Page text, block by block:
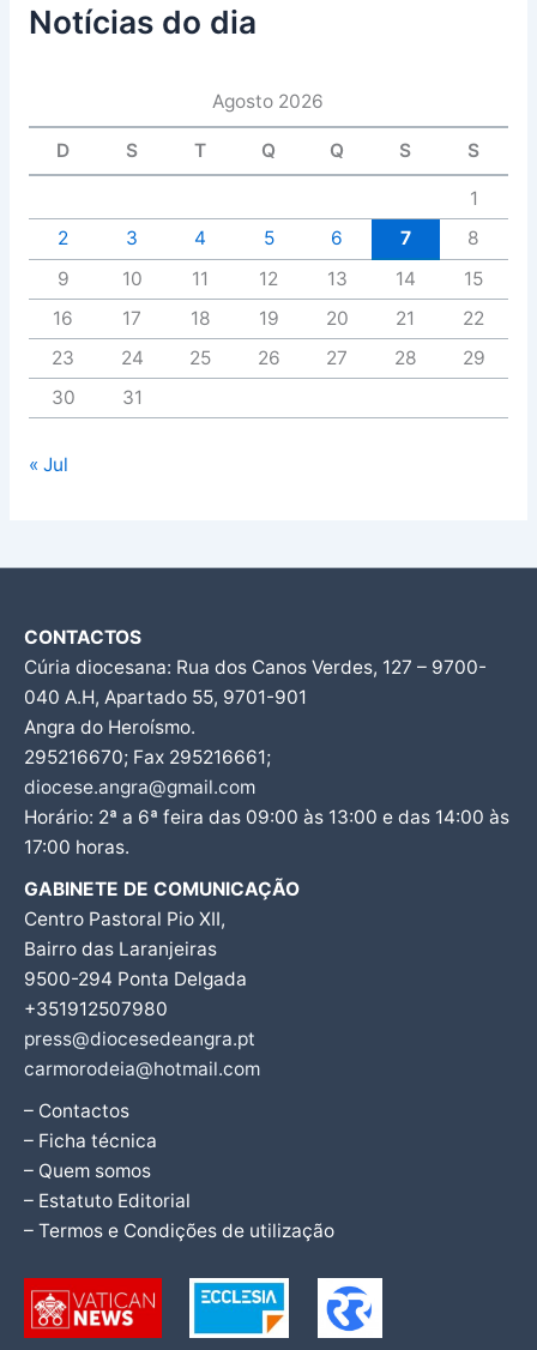
Notícias do dia
Agosto 2026
D S T Q Q S S
1
2
3 4 5 6 7
8
9
10 11 12 13 14
15
16
17 18 19 20 21
22
23
24 25 26 27 28
29
30
31
« Jul
CONTACTOS
Cúria diocesana: Rua dos Canos Verdes, 127 – 9700-
040 A.H, Apartado 55, 9701-901
Angra do Heroísmo.
295216670; Fax 295216661;
diocese.angra@gmail.com
Horário: 2ª a 6ª feira das 09:00 às 13:00 e das 14:00 às
17:00 horas.
GABINETE DE COMUNICAÇÃO
Centro Pastoral Pio XII,
Bairro das Laranjeiras
9500-294 Ponta Delgada
+351912507980
press@diocesedeangra.pt
carmorodeia@hotmail.com
– Contactos
– Ficha técnica
– Quem somos
– Estatuto Editorial
– Termos e Condições de utilização